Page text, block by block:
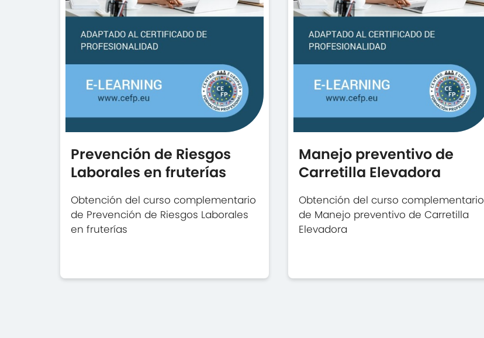
Prevención de Riesgos
Laborales en fruterías
Obtención del curso complementario
de Prevención de Riesgos Laborales
en fruterías
Manejo preventivo de
Carretilla Elevadora
Obtención del curso complementario
de Manejo preventivo de Carretilla
Elevadora